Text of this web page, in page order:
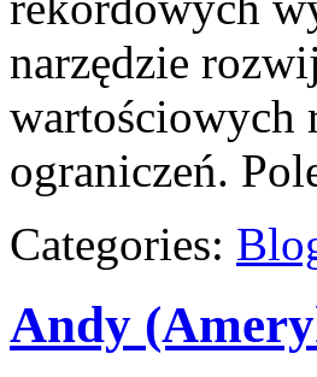
narzędzie
wartościowych
ograniczeń.
Categories:
Andy